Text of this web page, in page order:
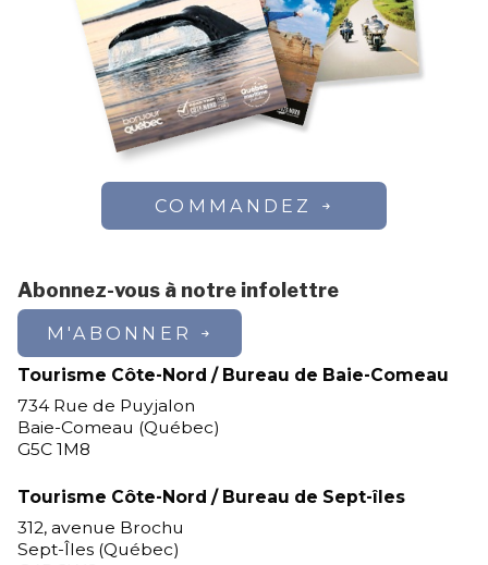
COMMANDEZ
Abonnez-vous à notre infolettre
M'ABONNER
Tourisme Côte-Nord / Bureau de Baie-Comeau
734 Rue de Puyjalon
Baie-Comeau (Québec)
G5C 1M8
Tourisme Côte-Nord / Bureau de Sept-îles
312, avenue Brochu
Sept-Îles (Québec)